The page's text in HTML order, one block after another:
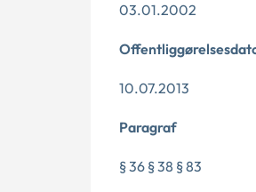
03.01.2002
10.07.2013
Paragraf
§ 36 § 38 § 83